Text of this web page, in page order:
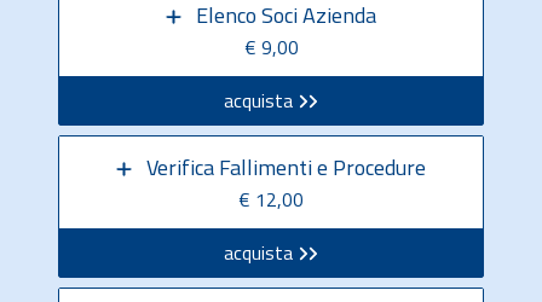
Elenco Soci Azienda
€ 9,00
acquista
Verifica Fallimenti e Procedure
€ 12,00
acquista